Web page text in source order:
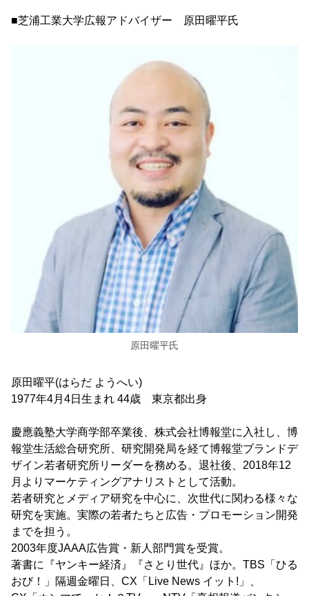
■芝浦工業大学広報アドバイザー 原田曜平氏
原田曜平氏
原田曜平(はらだ ようへい)
1977年4月4日生まれ 44歳 東京都出身
慶應義塾大学商学部卒業後、株式会社博報堂に入社し、博
報堂生活総合研究所、研究開発局を経て博報堂ブランドデ
ザイン若者研究所リーダーを務める。退社後、2018年12
月よりマーケティングアナリストとして活動。
若者研究とメディア研究を中心に、次世代に関わる様々な
研究を実施。実際の若者たちと広告・プロモーション開発
までを担う。
2003年度JAAA広告賞・新人部門賞を受賞。
著書に『ヤンキー経済』『さとり世代』ほか。TBS「ひる
おび！」隔週金曜日、CX「Live News イット!」、